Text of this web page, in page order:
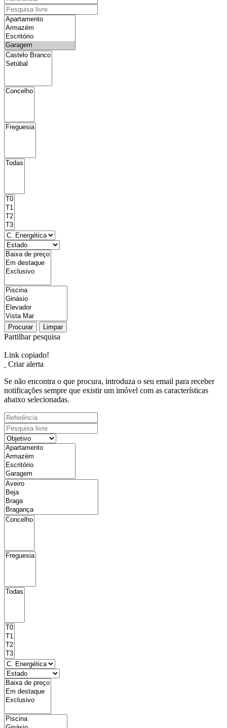
Procurar Limpar
Partilhar pesquisa
Link copiado!
Criar alerta
Se não encontra o que procura, introduza o seu email para receber
notificações sempre que existir um imóvel com as características
abaixo selecionadas.